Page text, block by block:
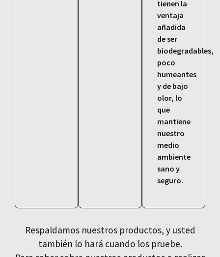
tienen la
ventaja
añadida
de ser
biodegradables,
poco
humeantes
y de bajo
olor, lo
que
mantiene
nuestro
medio
ambiente
sano y
seguro.
Respaldamos nuestros productos, y usted
también lo hará cuando los pruebe.